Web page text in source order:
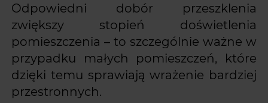
Odpowiedni dobór przeszklenia
zwiększy stopień doświetlenia
pomieszczenia – to szczególnie ważne w
przypadku małych pomieszczeń, które
dzięki temu sprawiają wrażenie bardziej
przestronnych.